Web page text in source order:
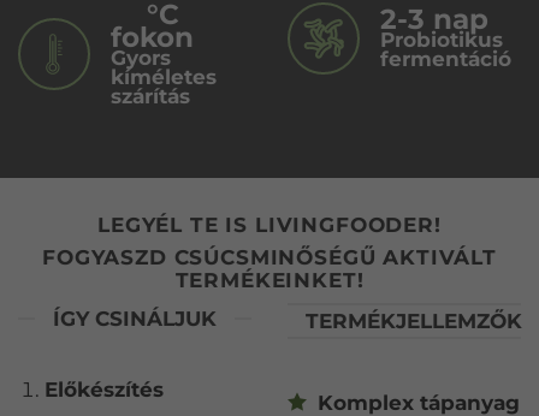
°C
fokon
Gyors
kíméletes
szárítás
2-3 nap
Probiotikus
fermentáció
LEGYÉL TE IS LIVINGFOODER!
FOGYASZD CSÚCSMINŐSÉGŰ AKTIVÁLT
TERMÉKEINKET!
ÍGY CSINÁLJUK
Előkészítés
TERMÉKJELLEMZŐK
Komplex tápanyag